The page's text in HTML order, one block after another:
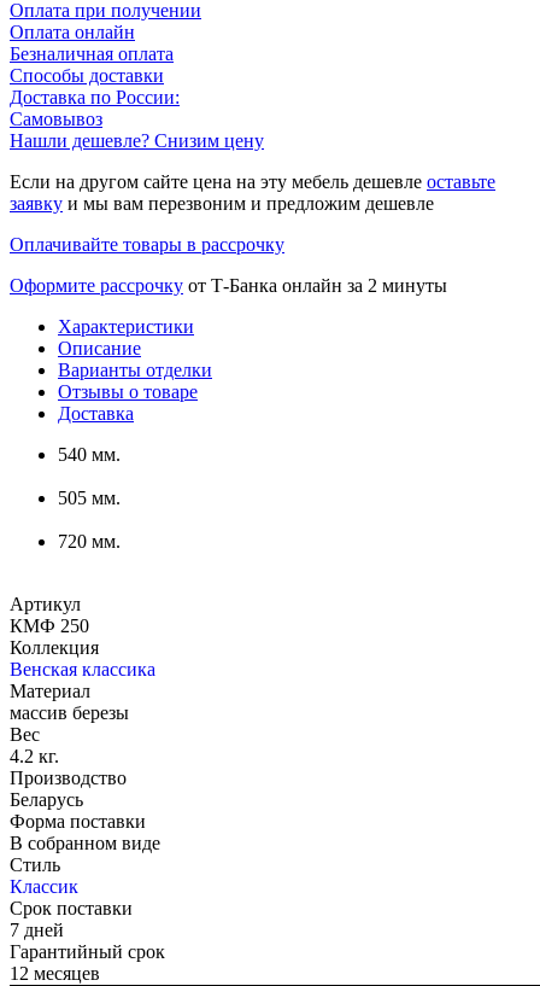
Оплата при получении
Оплата онлайн
Безналичная оплата
Способы доставки
Доставка по России:
Самовывоз
Нашли дешевле? Снизим цену
Если на другом сайте цена на эту мебель дешевле оставьте
заявку и мы вам перезвоним и предложим дешевле
Оплачивайте товары в рассрочку
Оформите рассрочку от Т-Банка онлайн за 2 минуты
Характеристики
Описание
Варианты отделки
Отзывы о товаре
Доставка
540 мм.
505 мм.
720 мм.
Артикул
КМФ 250
Коллекция
Венская классика
Материал
массив березы
Вес
4.2 кг.
Производство
Беларусь
Форма поставки
В собранном виде
Стиль
Классик
Срок поставки
7 дней
Гарантийный срок
12 месяцев